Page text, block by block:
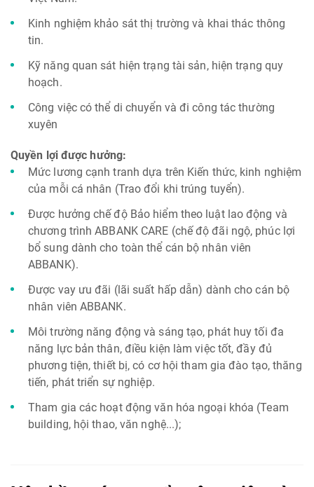
Kinh nghiệm khảo sát thị trường và khai thác thông
tin.
Kỹ năng quan sát hiện trạng tài sản, hiện trạng quy
hoạch.
Công việc có thể di chuyển và đi công tác thường
xuyên
Quyền lợi được hưởng:
Mức lương cạnh tranh dựa trên Kiến thức, kinh nghiệm
của mỗi cá nhân (Trao đổi khi trúng tuyển).
Được hưởng chế độ Bảo hiểm theo luật lao động và
chương trình ABBANK CARE (chế độ đãi ngộ, phúc lợi
bổ sung dành cho toàn thể cán bộ nhân viên
ABBANK).
Được vay ưu đãi (lãi suất hấp dẫn) dành cho cán bộ
nhân viên ABBANK.
Môi trường năng động và sáng tạo, phát huy tối đa
năng lực bản thân, điều kiện làm việc tốt, đầy đủ
phương tiện, thiết bị, có cơ hội tham gia đào tạo, thăng
tiến, phát triển sự nghiệp.
Tham gia các hoạt động văn hóa ngoại khóa (Team
building, hội thao, văn nghệ...);